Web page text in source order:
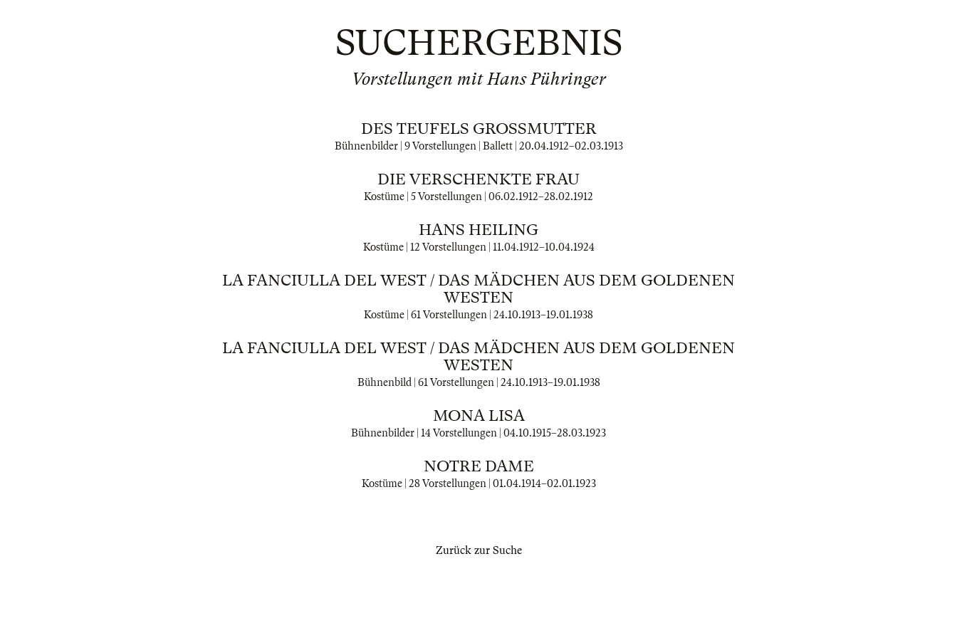
SUCHERGEBNIS
Vorstellungen mit Hans Pühringer
DES TEUFELS GROSSMUTTER
Bühnenbilder | 9 Vorstellungen | Ballett | 20.04.1912–02.03.1913
DIE VERSCHENKTE FRAU
Kostüme | 5 Vorstellungen | 06.02.1912–28.02.1912
HANS HEILING
Kostüme | 12 Vorstellungen | 11.04.1912–10.04.1924
LA FANCIULLA DEL WEST / DAS MÄDCHEN AUS DEM GOLDENEN
WESTEN
Kostüme | 61 Vorstellungen | 24.10.1913–19.01.1938
LA FANCIULLA DEL WEST / DAS MÄDCHEN AUS DEM GOLDENEN
WESTEN
Bühnenbild | 61 Vorstellungen | 24.10.1913–19.01.1938
MONA LISA
Bühnenbilder | 14 Vorstellungen | 04.10.1915–28.03.1923
NOTRE DAME
Kostüme | 28 Vorstellungen | 01.04.1914–02.01.1923
Zurück zur Suche